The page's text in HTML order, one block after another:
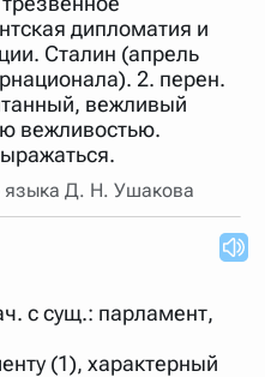
"Найти".
возможность
Например, если
поэт" и нажать
статьи о поэте
присутствовать
в кроссворде есть
поэт 19 века".
"***м***ов поэт" (без
получаем статью
перетаскивая
слева от
выключать ненужные
дипломатия и
Сталин (апрель
2. перен.
вежливый
вежливостью.
языка Д. Н. Ушакова
с сущ.: парламент,
(1), характерный